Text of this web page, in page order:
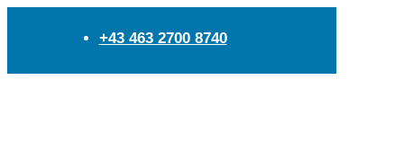
+43 463 2700 8740